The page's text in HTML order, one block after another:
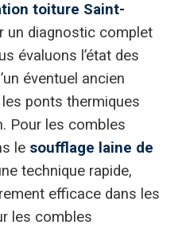
toiture Saint-
un diagnostic complet
évaluons l’état des
éventuel ancien
ponts thermiques
Pour les combles
le soufflage laine de
technique rapide,
efficace dans les
les combles